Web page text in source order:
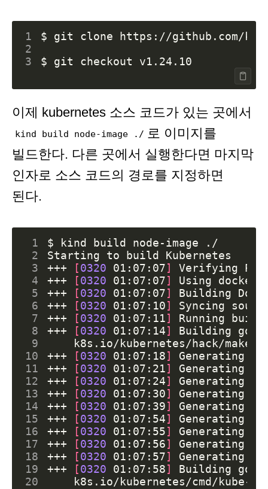
1
2
3
이제 kubernetes 소스 코드가 있는 곳에서
kind build node-image ./ 로 이미지를
빌드한다. 다른 곳에서 실행한다면 마지막
인자로 소스 코드의 경로를 지정하면
된다.
1
2
3
+++ [0320 01:07:07]
4
+++ [0320 01:07:07]
5
+++ [0320 01:07:07]
6
+++ [0320 01:07:10]
7
+++ [0320 01:07:11]
8
+++ [0320 01:07:14]
Building go
9
k8s.io/kubernetes/hack/make-
10
+++ [0320 01:07:18]
Generating
11
+++ [0320 01:07:21]
Generating
12
+++ [0320 01:07:24]
Generating
13
+++ [0320 01:07:30]
Generating
14
+++ [0320 01:07:39]
Generating
15
+++ [0320 01:07:54]
Generating
16
+++ [0320 01:07:55]
Generating
17
+++ [0320 01:07:56]
Generating
18
+++ [0320 01:07:57]
Generating
19
+++ [0320 01:07:58]
Building go
20
k8s.io/kubernetes/cmd/kube-